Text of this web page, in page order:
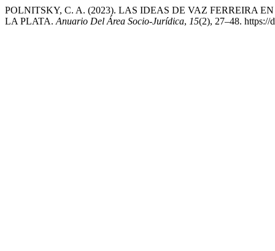
POLNITSKY, C. A. (2023). LAS IDEAS DE VAZ FERREIRA
LA PLATA. Anuario Del Área Socio-Jurídica, 15(2), 27–48. https://